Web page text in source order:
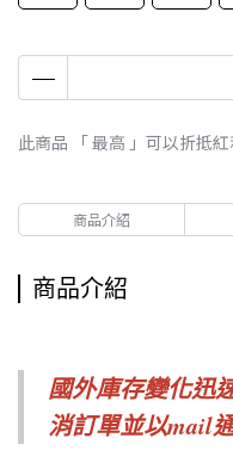
此商品 「 最高 」可以折抵紅
商品介紹
商品介紹
國外庫存變化迅
消訂單並以mail